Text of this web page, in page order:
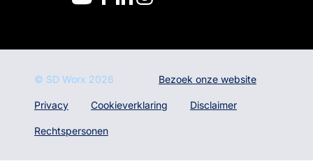
© SD Worx 2026 Bezoek onze website
Privacy Cookieverklaring Disclaimer
Rechtspersonen